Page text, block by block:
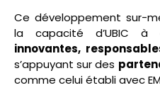
Ce développement sur-
la capacité d’UBIC à
innovantes,
s’appuyant sur des
comme celui établi avec